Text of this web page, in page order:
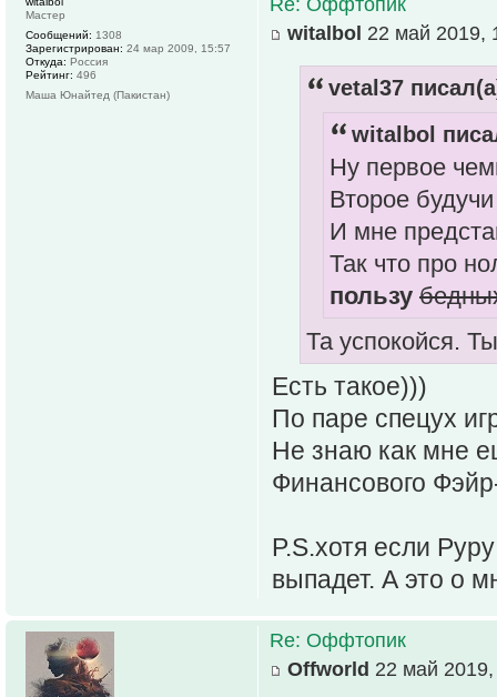
Re: Оффтопик
witalbol 22 май 2019,
vetal37
witalbol
Ну первое
Второе будучи
И мне
Так что про
пользу
Та успокойся.
Есть такое)))
По паре спецух
Не знаю как мне
Финансового
P.S.хотя если
выпадет. А это о
Мастер
Сообщений: 1308
Зарегистрирован: 24 мар 2009, 15:57
Откуда: Россия
Рейтинг: 496
Маша Юнайтед (Пакистан)
Re: Оффтопик
Offworld 22 май